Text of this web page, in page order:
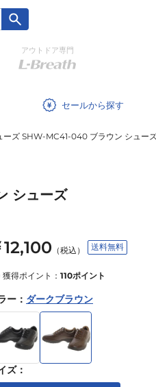
アウトドア専門
セール
ーズ SHW-MC41-040 ブラウン シュー
シューズ
12,100 （税込） 送料無料
獲得ポイント： 110ポイント
ー ： ダークブラウン
ズ：